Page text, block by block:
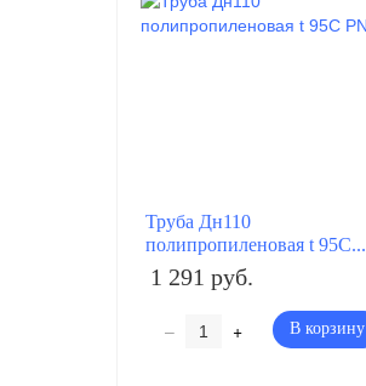
Труба Дн110
полипропиленовая t 95C...
1 291 руб.
– + В корзину